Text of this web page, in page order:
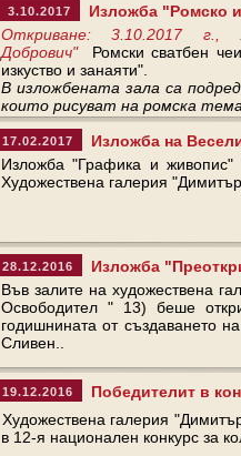
3.10.2017
Изложба "Ромско
Откриване: 3.10.2017 г.,
Добрович"Ромски сватбен
изкуство и занаяти".
В изложбената зала са
които рисуват на ромска
17.02.2017
Изложба на
Изложба "Графика и
Художествена галерия
28.12.2016
Изложба
Във залите на художествена
Освободител " 13) беше
годишнината от създаването
Сливен..
19.12.2016
Победителит в
Художествена галерия
в 12-я национален конкурс за